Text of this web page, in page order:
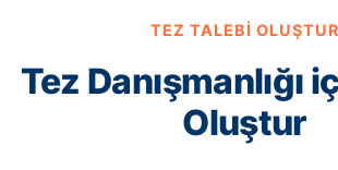
TEZ TALEBI OLUŞTUR
Tez Danışmanlığı
Oluştur